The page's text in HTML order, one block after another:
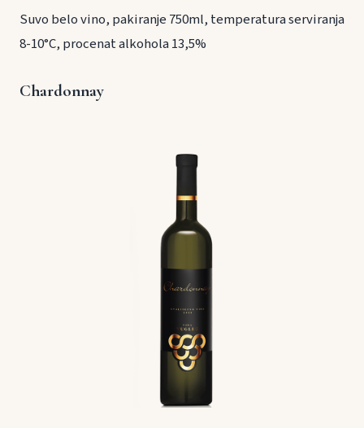
Suvo belo vino, pakiranje 750ml, temperatura serviranja
8-10°C, procenat alkohola 13,5%
Chardonnay